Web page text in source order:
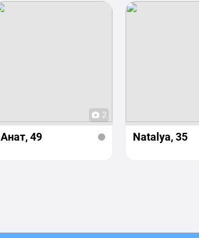
2
Анат, 49 Natalya, 35